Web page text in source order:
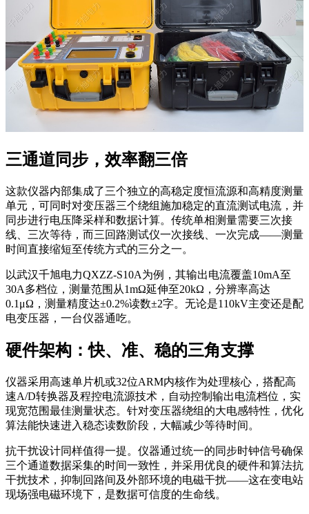
指导书
培训方案
详情案例
实用工具
关于我们
联系我们
三通道同步，效率翻三倍
这款仪器内部集成了三个独立的高稳定度恒流源和高精度测量
单元，可同时对变压器三个绕组施加稳定的直流测试电流，并
同步进行电压降采样和数据计算。传统单相测量需要三次接
线、三次等待，而三回路测试仪一次接线、一次完成——测量
时间直接缩短至传统方式的三分之一。
以武汉千旭电力QXZZ-S10A为例，其输出电流覆盖10mA至
30A多档位，测量范围从1mΩ延伸至20kΩ，分辨率高达
0.1μΩ，测量精度达±0.2%读数±2字。无论是110kV主变还是配
电变压器，一台仪器通吃。
硬件架构：快、准、稳的三角支撑
仪器采用高速单片机或32位ARM内核作为处理核心，搭配高
速A/D转换器及程控电流源技术，自动控制输出电流档位，实
现宽范围最佳测量状态。针对变压器绕组的大电感特性，优化
算法能快速进入稳态读数阶段，大幅减少等待时间。
抗干扰设计同样值得一提。仪器通过统一的同步时钟信号确保
三个通道数据采集的时间一致性，并采用优良的硬件和算法抗
干扰技术，抑制回路间及外部环境的电磁干扰——这在变电站
现场强电磁环境下，是数据可信度的生命线。